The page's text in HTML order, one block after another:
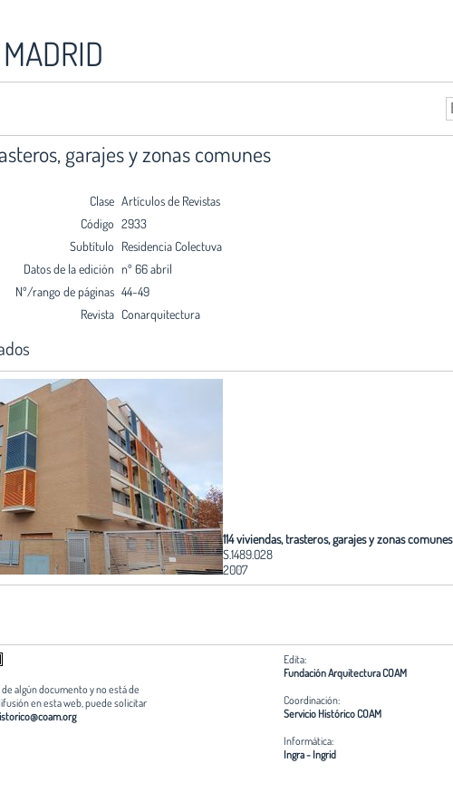
garajes y zonas comunes
Clase Artículos de Revistas
Código 2933
Subtítulo Residencia Colectuva
Datos de la edición nº 66 abril
Nº/rango de páginas 44-49
Revista Conarquitectura
114 viviendas, trasteros, garajes y zonas comunes
S.1489.028
2007
algún documento y no está de
en esta web, puede solicitar
Edita:
Fundación Arquitectura COAM
Coordinación:
Servicio Histórico COAM
Informática:
Ingra - Ingrid